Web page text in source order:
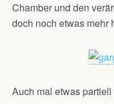
Chamber und den
doch noch etwas mehr
Auch mal etwas